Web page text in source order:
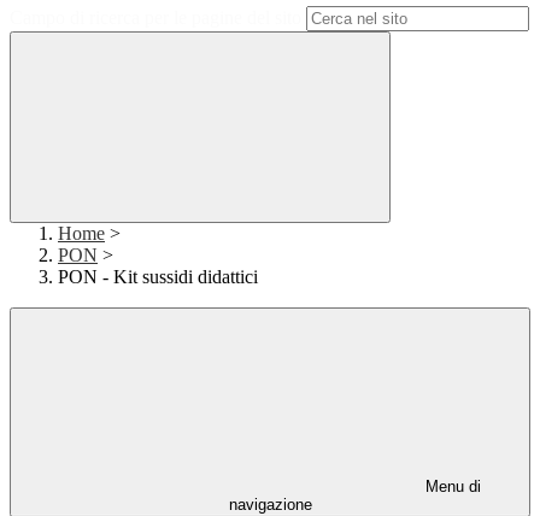
Home >
PON >
PON - Kit sussidi didattici
Menu di
navigazione